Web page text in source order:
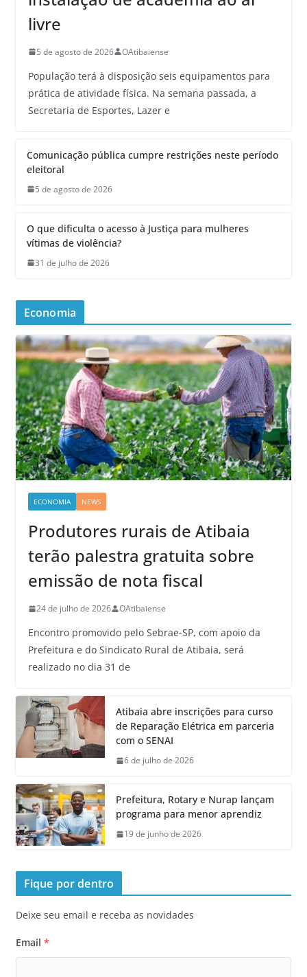
livre
5 de agosto de 2026 OAtibaiense
População terá à disposição seis equipamentos para
prática de atividade física. Na semana passada, a
Secretaria de Esportes, Lazer e
Comunicação pública cumpre restrições neste período
eleitoral
5 de agosto de 2026
O que dificulta o acesso à Justiça para mulheres
vítimas de violência?
31 de julho de 2026
Economia
ECONOMIA NEWS
Produtores rurais de Atibaia
terão palestra gratuita sobre
emissão de nota fiscal
24 de julho de 2026 OAtibaiense
Encontro promovido pelo Sebrae-SP, com apoio da
Prefeitura e do Sindicato Rural de Atibaia, será
realizado no dia 31 de
Atibaia abre inscrições para curso
de Reparação Elétrica em parceria
com o SENAI
6 de julho de 2026
Prefeitura, Rotary e Nurap lançam
programa para menor aprendiz
19 de junho de 2026
Fique por dentro
Deixe seu email e receba as novidades
Email *